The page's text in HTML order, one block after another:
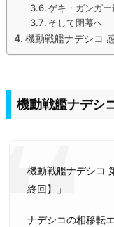
ゲキ・ガンガ
そして閉幕へ
機動戦艦ナデシコ
機動戦艦ナデシ
機動戦艦ナデシコ
終回】」
ナデシコの相移転